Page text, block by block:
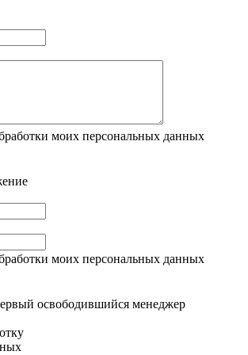
моих персональных данных
моих персональных данных
освободившийся менеджер